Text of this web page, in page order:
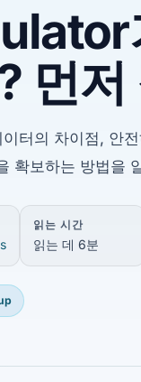
먼저
터의 차이점, 안
확보하는 방법을
읽는 시간
읽는 데 6분